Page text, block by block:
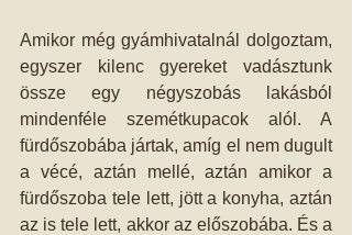
Amikor még gyámhivatalnál dolgoztam,
egyszer kilenc gyereket vadásztunk
össze egy négyszobás lakásból
mindenféle szemétkupacok alól. A
fürdőszobába jártak, amíg el nem dugult
a vécé, aztán mellé, aztán amikor a
fürdőszoba tele lett, jött a konyha, aztán
az is tele lett, akkor az előszobába. És a